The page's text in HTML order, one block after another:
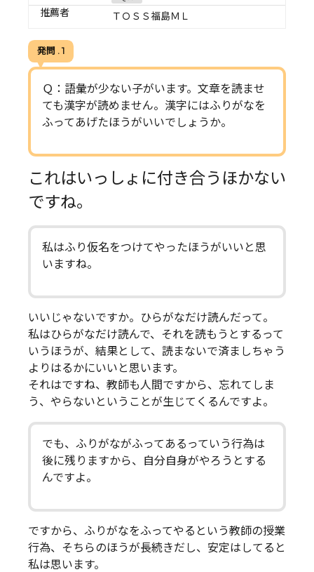
推薦者 ＴＯＳＳ福島ＭＬ
発問 . 1
Ｑ：語彙が少ない子がいます。文章を読ませ
ても漢字が読めません。漢字にはふりがなを
ふってあげたほうがいいでしょうか。
これはいっしょに付き合うほかない
ですね。
私はふり仮名をつけてやったほうがいいと思
いますね。
いいじゃないですか。ひらがなだけ読んだって。
私はひらがなだけ読んで、それを読もうとするって
いうほうが、結果として、読まないで済ましちゃう
よりはるかにいいと思います。
それはですね、教師も人間ですから、忘れてしま
う、やらないということが生じてくるんですよ。
でも、ふりがながふってあるっていう行為は
後に残りますから、自分自身がやろうとする
んですよ。
ですから、ふりがなをふってやるという教師の授業
行為、そちらのほうが長続きだし、安定はしてると
私は思います。